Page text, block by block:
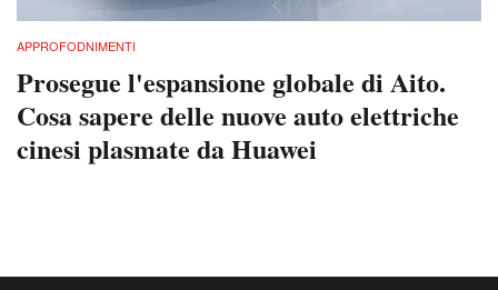
APPROFODNIMENTI
Prosegue l'espansione globale di Aito.
Cosa sapere delle nuove auto elettriche
cinesi plasmate da Huawei